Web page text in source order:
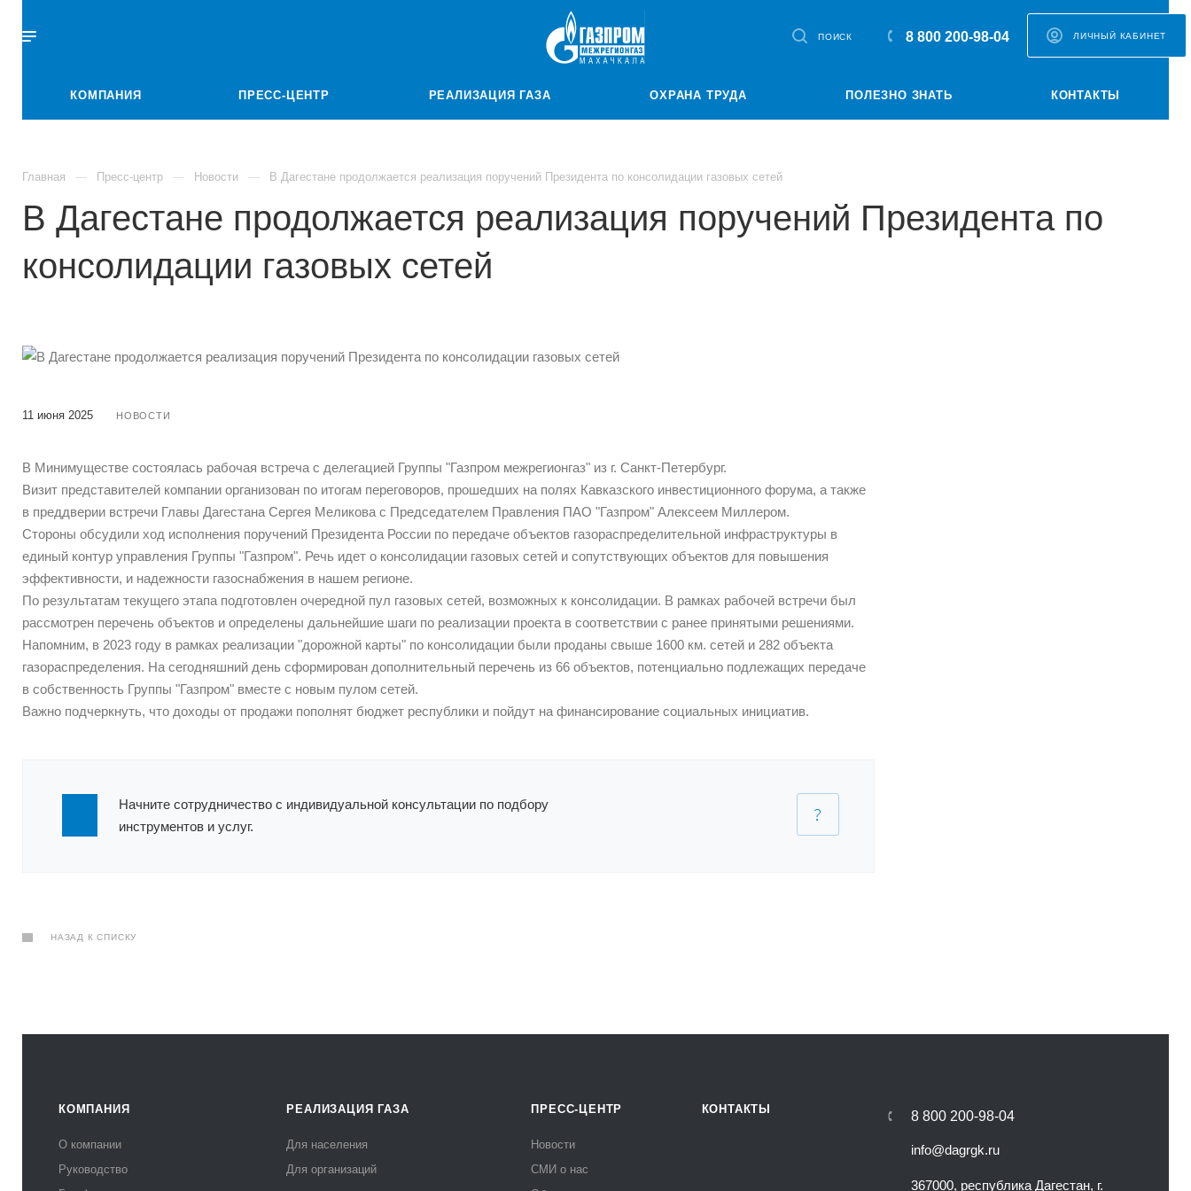
ЛИЧНЫЙ КАБИНЕТ
8 800 200-98-04
ПОИСК
КОМПАНИЯ ПРЕСС-ЦЕНТР РЕАЛИЗАЦИЯ ГАЗА ОХРАНА ТРУДА ПОЛЕЗНО ЗНАТЬ КОНТАКТЫ
Главная Пресс-центр Новости В Дагестане продолжается реализация поручений Президента по консолидации газовых сетей
В Дагестане продолжается реализация поручений Президента по
консолидации газовых сетей
11 июня 2025 НОВОСТИ
В Минимуществе состоялась рабочая встреча с делегацией Группы "Газпром межрегионгаз" из г. Санкт-Петербург.
Визит представителей компании организован по итогам переговоров, прошедших на полях Кавказского инвестиционного форума, а также
в преддверии встречи Главы Дагестана Сергея Меликова с Председателем Правления ПАО "Газпром" Алексеем Миллером.
Стороны обсудили ход исполнения поручений Президента России по передаче объектов газораспределительной инфраструктуры в
единый контур управления Группы "Газпром". Речь идет о консолидации газовых сетей и сопутствующих объектов для повышения
эффективности, и надежности газоснабжения в нашем регионе.
По результатам текущего этапа подготовлен очередной пул газовых сетей, возможных к консолидации. В рамках рабочей встречи был
рассмотрен перечень объектов и определены дальнейшие шаги по реализации проекта в соответствии с ранее принятыми решениями.
Напомним, в 2023 году в рамках реализации "дорожной карты" по консолидации были проданы свыше 1600 км. сетей и 282 объекта
газораспределения. На сегодняшний день сформирован дополнительный перечень из 66 объектов, потенциально подлежащих передаче
в собственность Группы "Газпром" вместе с новым пулом сетей.
Важно подчеркнуть, что доходы от продажи пополнят бюджет республики и пойдут на финансирование социальных инициатив.
Начните сотрудничество с индивидуальной консультации по подбору
инструментов и услуг.
НАЗАД К СПИСКУ
КОМПАНИЯ
О компании
Руководство
РЕАЛИЗАЦИЯ ГАЗА
Для населения
Для организаций
ПРЕСС-ЦЕНТР
Новости
СМИ о нас
КОНТАКТЫ 8 800 200-98-04
info@dagrgk.ru
367000, республика Дагестан, г.